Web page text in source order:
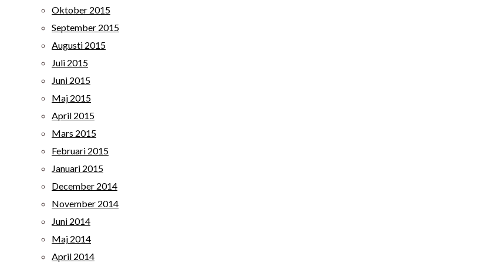
Oktober 2015
September 2015
Augusti 2015
Juli 2015
Juni 2015
Maj 2015
April 2015
Mars 2015
Februari 2015
Januari 2015
December 2014
November 2014
Juni 2014
Maj 2014
April 2014